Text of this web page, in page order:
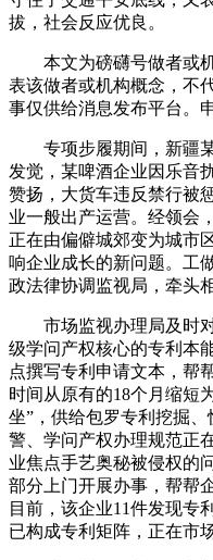
拔，社会反应优良。
本文为磅礴号做者或机
表该做者或机构概念，不
事仅供给消息发布平台。
专项步履期间，新疆某
发觉，某啤酒企业因乐音
赞扬，大货车违反禁行被
业一般出产运营。经领会
正在由偏僻城郊变为城市
响企业成长的新问题。工
政法律协调监视局，牵头
市场监视办理局及时对
级学问产权核心的专利本
点撰写专利申请文本，帮
时间从原有的18个月缩短
坐”，供给包罗专利挖掘
警、学问产权办理规范正
业焦点手艺奥秘被侵权的
部分上门开展办事，帮帮
目前，该企业11件发现专
已构成专利矩阵，正在市